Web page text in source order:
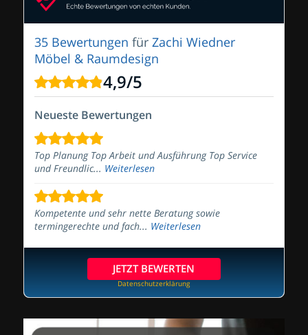
35 Bewertungen für Zachi Wiedner
Möbel & Raumdesign
4,9/5
Neueste Bewertungen
Top Planung Top Arbeit und Ausführung Top Service
und Freundlic... Weiterlesen
Kompetente und sehr nette Beratung sowie
termingerechte und fach... Weiterlesen
JETZT BEWERTEN
Datenschutzerklärung